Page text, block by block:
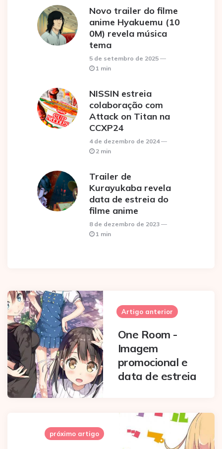
Novo trailer do filme
anime Hyakuemu (10
0M) revela música
tema
5 de setembro de 2025
1 min
NISSIN estreia
colaboração com
Attack on Titan na
CCXP24
4 de dezembro de 2024
2 min
Trailer de
Kurayukaba revela
data de estreia do
filme anime
8 de dezembro de 2023
1 min
Post
navigation
Artigo anterior
One Room -
Imagem
promocional e
data de estreia
próximo artigo